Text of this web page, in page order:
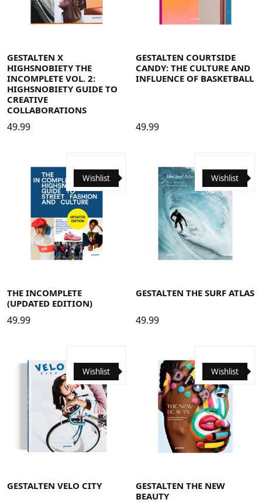
GESTALTEN X
HIGHSNOBIETY THE
INCOMPLETE VOL. 2:
HIGHSNOBIETY GUIDE TO
CREATIVE
COLLABORATIONS
49.99
GESTALTEN COURTSIDE
CANDY: THE CULTURE AND
INFLUENCE OF BASKETBALL
49.99
Wishlist
THE INCOMPLETE
(UPDATED EDITION)
49.99
Wishlist
GESTALTEN THE SURF ATLAS
49.99
Wishlist
GESTALTEN VELO CITY
Wishlist
GESTALTEN THE NEW
BEAUTY